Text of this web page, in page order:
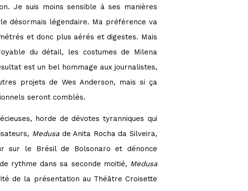
Je suis moins sensible à ses manières
désormais légendaire. Ma préférence va
et donc plus aérés et digestes. Mais
du détail, les costumes de Milena
est un bel hommage aux journalistes,
projets de Wes Anderson, mais si ça
seront comblés.
horde de dévotes tyranniques qui
Medusade Anita Rocha da Silveira,
sur le Brésil de Bolsonaro et dénonce
rythme dans sa seconde moitié, Medusa
de la présentation au Théâtre Croisette